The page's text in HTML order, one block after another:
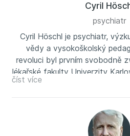
Cyril
psychiatr
Cyril Höschl je psychiatr,
vědy a vysokoškolský
revoluci byl prvním svobodně
lékařské fakulty Univerzity
1990 byl přednostou Kliniky
psychologie 3. LF UK v Praze
Psychiatrického centra Praha,
transformovalo v Národní
v Klecanech (do r.2021). V
číst více